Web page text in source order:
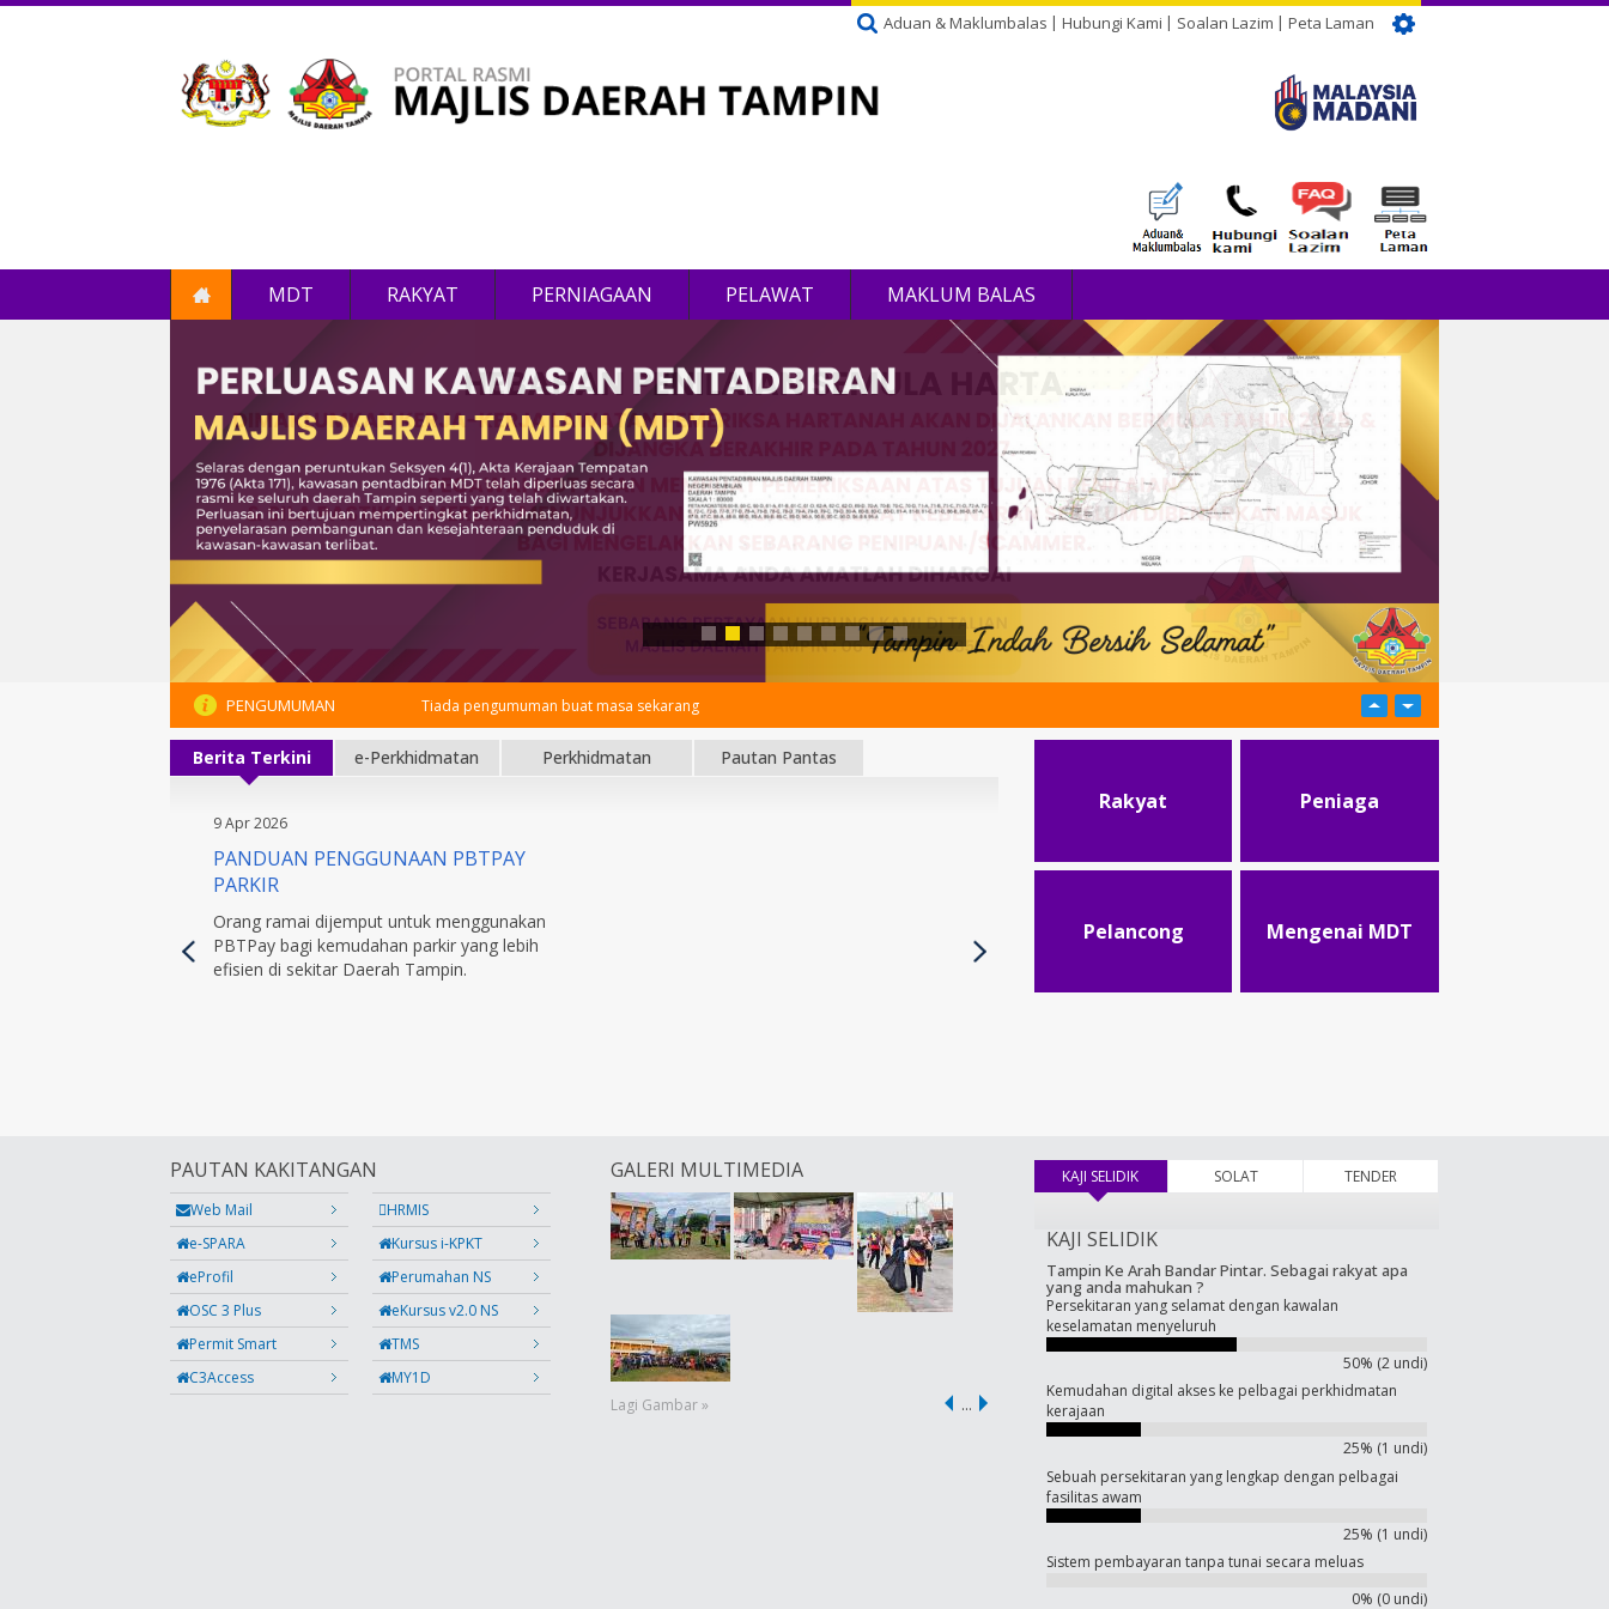
Aduan & Maklumbalas Hubungi Kami Soalan Lazim Peta Laman
MDT RAKYAT PERNIAGAAN PELAWAT MAKLUM BALAS
PENGUMUMAN Tiada pengumuman buat masa sekarang
Berita Terkini e-Perkhidmatan Perkhidmatan Pautan Pantas
9 Apr 2026
PANDUAN PENGGUNAAN PBTPAY
PARKIR
Orang ramai dijemput untuk menggunakan
PBTPay bagi kemudahan parkir yang lebih
efisien di sekitar Daerah Tampin.
Rakyat Peniaga
Pelancong Mengenai MDT
PAUTAN KAKITANGAN
Web Mail
HRMIS
e-SPARA
Kursus i-KPKT
eProfil
Perumahan NS
OSC 3 Plus
eKursus v2.0 NS
Permit Smart
TMS
C3Access
MY1D
GALERI MULTIMEDIA
Lagi Gambar » …
KAJI SELIDIK SOLAT TENDER
KAJI SELIDIK
Tampin Ke Arah Bandar Pintar. Sebagai rakyat apa
yang anda mahukan ?
Persekitaran yang selamat dengan kawalan
keselamatan menyeluruh
50% (2 undi)
Kemudahan digital akses ke pelbagai perkhidmatan
kerajaan
25% (1 undi)
Sebuah persekitaran yang lengkap dengan pelbagai
fasilitas awam
25% (1 undi)
Sistem pembayaran tanpa tunai secara meluas
0% (0 undi)